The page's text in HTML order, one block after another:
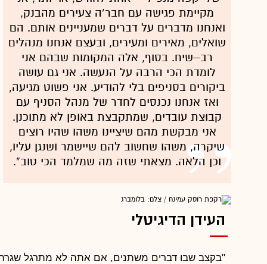
מקיימת פגישה עם חבר’ה צעירים מהבנק,
ואנחנו מדברים על דברים שמעניינים אותם. הם
שואלים, מאירים ומעירים, ובעצם אנחנו מנהלים
רב–שיח. בסוף, אלה המקומות שבהם אני
לומדת הכי הרבה על הנעשה. אני גם עושה
ביקורים בסניפים בלי להודיע. אני פשוט מגיעה,
ואז אנחנו נכנסים לחדר של מנהל הסניף עם
קבוצת עובדים, שמתקבצת באופן לא מתוכנן.
אני מבקשת מהם שיציינו משהו שהיו רוצים
שיקרה, משהו שחשוב להם שיישמר ושנגן עליו,
וכן הלאה. מצאתי שזה מה שמלמד הכי טוב”.
העידן הדיגיטלי
"בקצב שבו דברים משתנים, אם אתה לא מתרגל